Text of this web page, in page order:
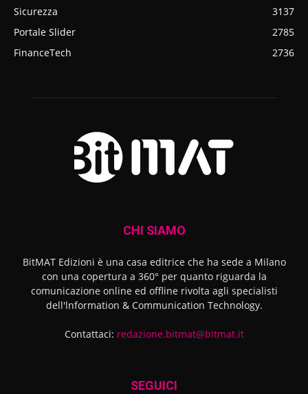
Sicurezza
3137
Portale Slider
2785
FinanceTech
2736
CHI SIAMO
BitMAT Edizioni è una casa editrice che ha sede a Milano
con una copertura a 360° per quanto riguarda la
comunicazione online ed offline rivolta agli specialisti
dell'lnformation & Communication Technology.
Contattaci: redazione.bitmat@bitmat.it
SEGUICI